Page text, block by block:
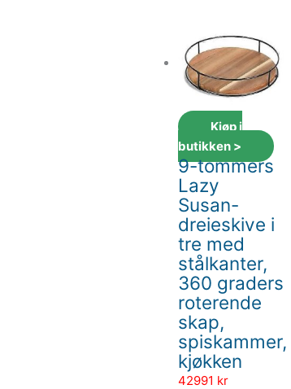
Kjøp i
butikken >
9-tommers
Lazy
Susan-
dreieskive i
tre med
stålkanter,
360 graders
roterende
skap,
spiskammer,
kjøkken
42991 kr